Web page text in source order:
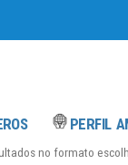
no formato